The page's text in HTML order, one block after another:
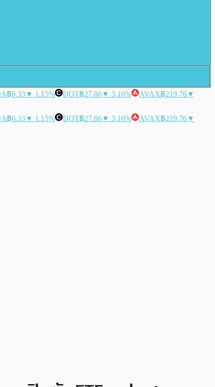
฿6.33▼ 1.15% DOT฿27.86▼ 3.16% AVAX฿219.76▼
฿6.33▼ 1.15% DOT฿27.86▼ 3.16% AVAX฿219.76▼